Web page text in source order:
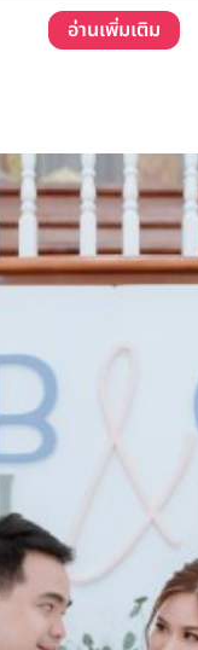
อ่านเพิ่มเติม